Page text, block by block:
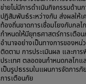
ข่ายไม่มีการดำเนินกิจกรรมด้าน
ปฏิสัมพันธ์ระหว่างกัน ส่งผลให้เ
ท้องถิ่นขาดการเชื่อมโยงกับกล
กำหนดให้มียุทธศาสตร์การเตือ
อำนาจอย่างเป็นทางการของห
ติดตาม การประเมินผล และกา
ประเทศ ตลอดจนกำหนดกลไก
เป็นรูปธรรมในแผนการจัดการ
การเตือนภัย